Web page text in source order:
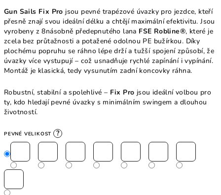
Gun Sails Fix Pro jsou pevné trapézové úvazky pro jezdce, kteří
přesně znají svou ideální délku a chtějí maximální efektivitu. Jsou
vyrobeny z 8násobně předepnutého lana FSE Robline®, které je
zcela bez průtažnosti a potažené odolnou PE bužírkou. Díky
plochému popruhu se ráhno lépe drží a tužší spojení způsobí, že
úvazky více vystupují – což usnadňuje rychlé zapínání i vypínání.
Montáž je klasická, tedy vysunutím zadní koncovky ráhna.
Robustní, stabilní a spolehlivé – Fix Pro jsou ideální volbou pro
ty, kdo hledají pevné úvazky s minimálním swingem a dlouhou
životností.
PEVNÉ VELIKOST ?